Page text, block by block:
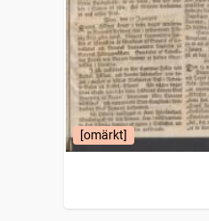
[omärkt]